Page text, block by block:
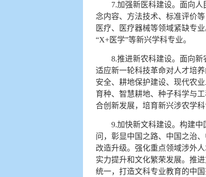
7.加强新医科建设。面向
念内容、方法技术、标准评价
医疗、医疗器械等领域紧缺专
“X+医学”等新兴学科专业。
8.推进新农科建设。面向
适应新一轮科技革命对人才培
安全、耕地保护建设、现代农
育种、智慧耕地、种子科学与
合创新发展，培育新兴涉农学科
9.加快新文科建设。构建
问，彰显中国之路、中国之治
改造升级。强化重点领域涉外
实力提升和文化繁荣发展。推
统一，打造文科专业教育的中国